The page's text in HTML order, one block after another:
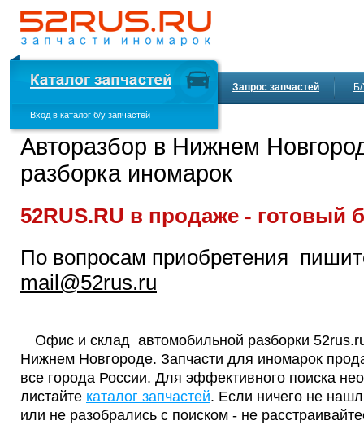
Вход в каталог б/у запчастей
Запрос запчастей
Авторазбор в Нижнем
разборка иномарок
52RUS.RU в продаже - готовый
По вопросам приобретения
mail@52rus.ru
Офис и склад автомобильной разборки
Нижнем Новгороде. Запчасти для иномарок
все города России. Для эффективного поиска
листайте каталог запчастей. Если ничего не
или не разобрались с поиском - не